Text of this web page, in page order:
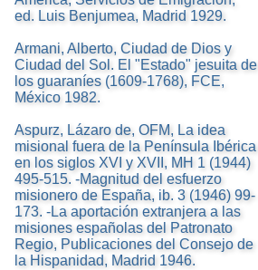
ed. Luis Benjumea, Madrid 1929.
Armani, Alberto, Ciudad de Dios y
Ciudad del Sol. El "Estado" jesuita de
los guaraníes (1609-1768), FCE,
México 1982.
Aspurz, Lázaro de, OFM, La idea
misional fuera de la Península Ibérica
en los siglos XVI y XVII, MH 1 (1944)
495-515. -Magnitud del esfuerzo
misionero de España, ib. 3 (1946) 99-
173. -La aportación extranjera a las
misiones españolas del Patronato
Regio, Publicaciones del Consejo de
la Hispanidad, Madrid 1946.